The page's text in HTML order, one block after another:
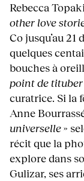
Rebecca
other love
Co jusqu’au
quelques
bouches à
point de
curatrice. Si la
Anne
universelle»
récit que la
explore dans
Gulizar, ses